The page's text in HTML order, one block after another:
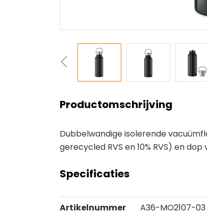
Productomschrijving
Dubbelwandige isolerende
gerecycled RVS en 10% RVS) en
Specificaties
Artikelnummer
A36-MO2107-03